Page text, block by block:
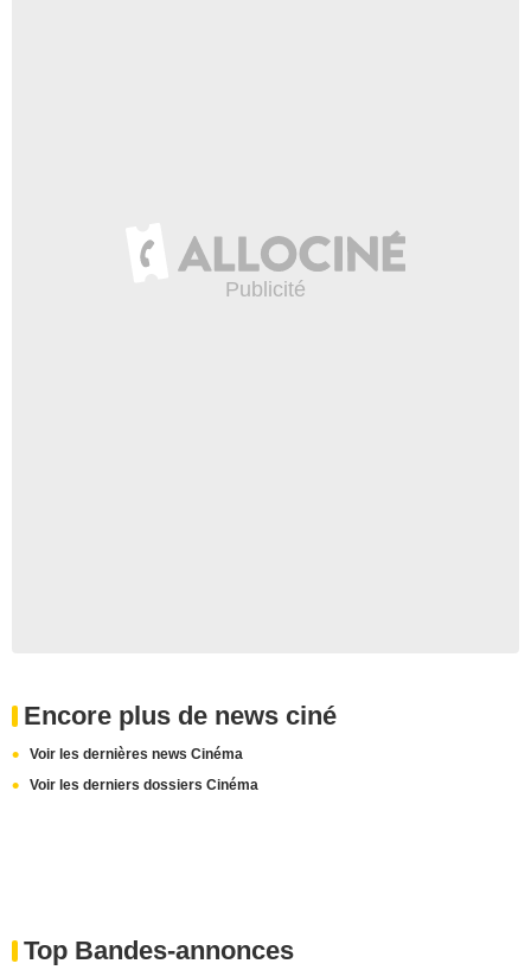
Encore plus de news ciné
Voir les dernières news Cinéma
Voir les derniers dossiers Cinéma
Top Bandes-annonces